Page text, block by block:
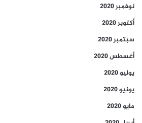
نوفمبر 2020
أكتوبر 2020
سبتمبر 2020
أغسطس 2020
يوليو 2020
يونيو 2020
مايو 2020